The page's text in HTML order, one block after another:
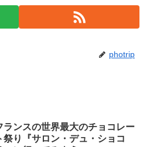
photrip
ランスの世界最大のチョコレー
祭り『サロン・デュ・ショコ